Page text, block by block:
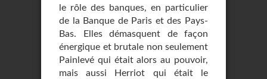
le rôle des banques, en particulier
de la Banque de Paris et des Pays-
Bas. Elles démasquent de façon
énergique et brutale non seulement
Painlevé qui était alors au pouvoir,
mais aussi Herriot qui était le